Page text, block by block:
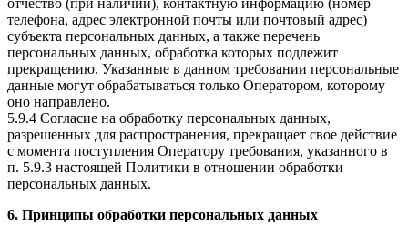
отчество (при наличии), контактную информацию (номер
телефона, адрес электронной почты или почтовый адрес)
субъекта персональных данных, а также перечень
персональных данных, обработка которых подлежит
прекращению. Указанные в данном требовании персональные
данные могут обрабатываться только Оператором, которому
оно направлено.
5.9.4 Согласие на обработку персональных данных,
разрешенных для распространения, прекращает свое действие
с момента поступления Оператору требования, указанного в
п. 5.9.3 настоящей Политики в отношении обработки
персональных данных.
6. Принципы обработки персональных данных